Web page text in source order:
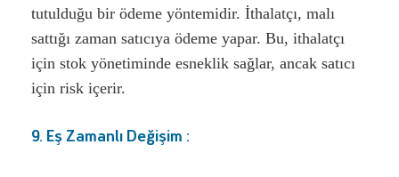
tutulduğu bir ödeme yöntemidir. İthalatçı, malı
sattığı zaman satıcıya ödeme yapar. Bu, ithalatçı
için stok yönetiminde esneklik sağlar, ancak satıcı
için risk içerir.
9. Eş Zamanlı Değişim :